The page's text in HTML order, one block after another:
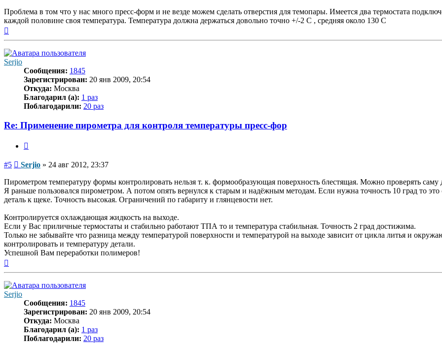
Проблема в том что у нас много пресс-форм и не везде можем сделать отверстия для темопары. Имеется два термостата
каждой половине своя температура. Температура должна держаться довольно точно +/-2 С , средняя около 130 С
Serjio
Сообщения: 1845
Зарегистрирован: 20 янв 2009, 20:54
Откуда: Москва
Благодарил (а): 1 раз
Поблагодарили: 20 раз
Re: Применение пирометра для контроля температуры пресс-фор
#5 Сообщение
Serjio » 24 авг 2012, 23:37
Пирометром температуру формы контролировать нельзя т. к. формообразующая поверхность блестящая. Можно проверять саму
Я раньше пользовался пирометром. А потом опять вернулся к старым и надёжным методам. Если нужна точность 10 град то
деталь к щеке. Точность высокая. Ограничений по габариту и глянцевости нет.
Контролируется охлаждающая жидкость на выходе.
Если у Вас приличные термостаты и стабильно работают ТПА то и температура стабильная. Точность 2 град достижима.
Только не забывайте что разница между температурой поверхности и температурой на выходе зависит от цикла литья и
контролировать и температуру детали.
Успешной Вам переработки полимеров!
Serjio
Сообщения: 1845
Зарегистрирован: 20 янв 2009, 20:54
Откуда: Москва
Благодарил (а): 1 раз
Поблагодарили: 20 раз